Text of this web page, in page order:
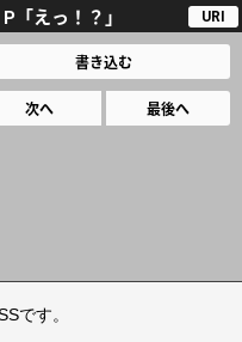
「えっ！？」 URI
書き込む
次へ 最後へ
です。